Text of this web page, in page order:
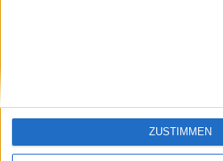
ZUSTIMMEN
Si vous êtes francophone, vous
Let's visit